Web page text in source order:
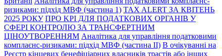
ризиками: підхід МВФ (частина 1) TAX ALERT ЗА КВІТЕНЬ
2025 РОКУ ПРО KPI ДЛЯ ПОДАТКОВИХ ОРГАНІВ У
СФЕРІ КОНТРОЛЮ ЗА ТРАНСФЕРТНИМ
ЦІНОУТВОРЕННЯМ Аналітика для управління податковими
комплаєнс-ризиками: підхід МВФ (частина ІI) В очікуванні на
Реєстр кінцевих бенефіціарних власників трастів або інших